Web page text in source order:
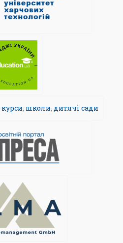
курси, школи, дитячі сади